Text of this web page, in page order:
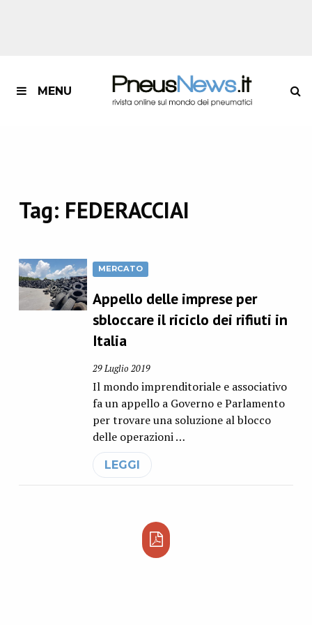
MENU
Tag: FEDERACCIAI
MERCATO
Appello delle imprese per
sbloccare il riciclo dei rifiuti in
Italia
29 Luglio 2019
Il mondo imprenditoriale e associativo
fa un appello a Governo e Parlamento
per trovare una soluzione al blocco
delle operazioni …
LEGGI